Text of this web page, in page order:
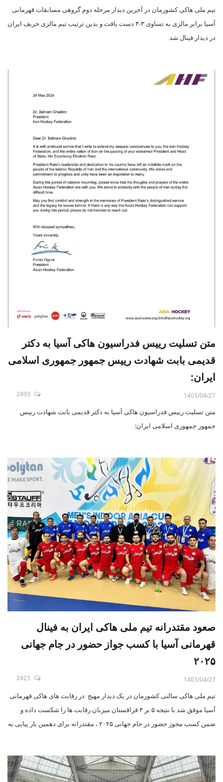
تیم ملی هاکی کشورمان در آخرین دیدار مرحله دوم گروهی مسابقات قهرمانی
آسیا برابر مالزی به تساوی ۳-۳ دست یافت و بدین ترتیب تیم مالزی حریف ایران
در دیدار فینال شد
متن تسلیت رییس فدراسیون هاکی آسیا به دکتر
قدیمی بابت شهادت رییس جمهور جمهوری اسلامی
ایران:
1403/04/27
2493
متن تسلیت رییس فدراسیون هاکی آسیا به دکتر قدیمی بابت شهادت رییس
جمهور جمهوری اسلامی ایران:
صعود مقتدرانه تیم ملی هاکی ایران به فینال
قهرمانی آسیا با کسب جواز حضور در جام جهانی
۲۰۲۵
1403/04/27
2423
تیم ملی هاکی سالنی کشورمان در یک دیدار مهیج در رقابت های هاکی قهرمانی
آسیا موفق شد با نتیجه ۵ بر ۳ قزاقستان میزبان رقابت ها را شکست داده و
ضمن کسب مجوز حضور در جام جهانی ۲۰۲۵ ، مقتدرانه برای دهمین بار پیاپی به